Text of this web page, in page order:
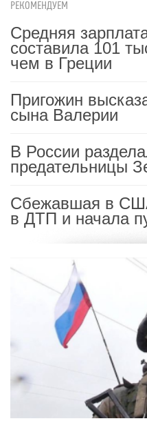
РЕКОМЕНДУЕМ
Средняя
составила 101
чем в Греции
Пригожин
сына Валерии
В России
предательницы
Сбежавшая в
в ДТП и начала